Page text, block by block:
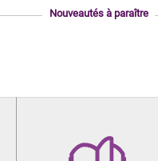
Nouveautés à paraître